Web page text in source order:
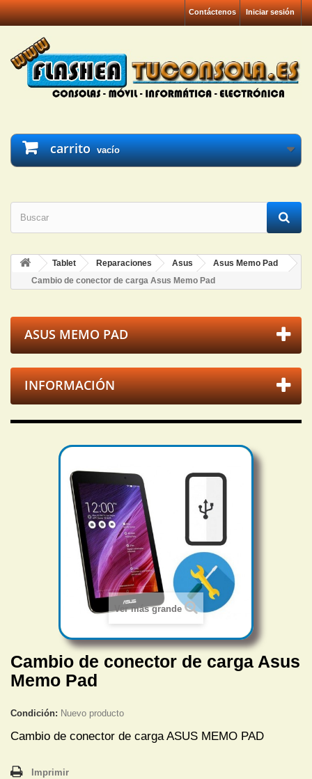
Iniciar sesión
Contáctenos
carrito vacío
Tablet Reparaciones Asus
Asus Memo Pad
Cambio de conector de carga Asus Memo Pad
ASUS MEMO PAD
INFORMACIÓN
Ver más grande
Cambio de conector de carga Asus
Memo Pad
Condición: Nuevo producto
Cambio de conector de carga ASUS MEMO PAD
Imprimir